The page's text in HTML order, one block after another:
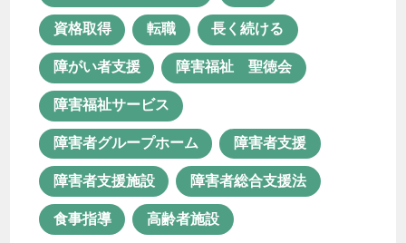
障害者支援施設 障害者総合支援法
食事指導 高齢者施設
気になるワードを検索
資格取得 転職 長く続ける
障がい者支援 障害福祉 聖徳会
障害福祉サービス
障害者グループホーム 障害者支援
障害者支援施設 障害者総合支援法
食事指導 高齢者施設